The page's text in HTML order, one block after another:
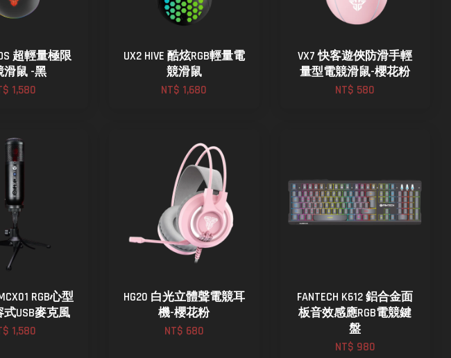
超輕量極限
滑鼠 -黑
1,580
UX2 HIVE 酷炫RGB輕量電
競滑鼠
NT$ 1,680
VX7 快客遊俠防滑手輕
量型電競滑鼠-櫻花粉
NT$ 580
RGB心型
USB麥克風
1,580
HG20 白光立體聲電競耳
機-櫻花粉
NT$ 680
FANTECH K612 鋁合金面
板音效感應RGB電競鍵
盤
NT$ 980